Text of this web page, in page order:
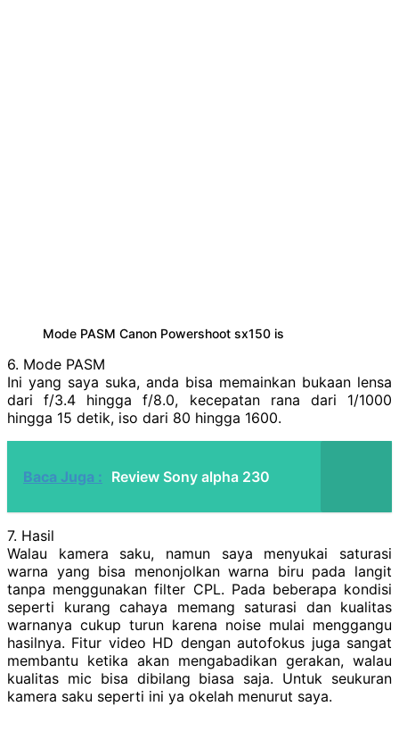
Mode PASM Canon Powershoot sx150 is
6. Mode PASM
Ini yang saya suka, anda bisa memainkan bukaan lensa
dari f/3.4 hingga f/8.0, kecepatan rana dari 1/1000
hingga 15 detik, iso dari 80 hingga 1600.
Baca Juga : Review Sony alpha 230
7. Hasil
Walau kamera saku, namun saya menyukai saturasi
warna yang bisa menonjolkan warna biru pada langit
tanpa menggunakan filter CPL. Pada beberapa kondisi
seperti kurang cahaya memang saturasi dan kualitas
warnanya cukup turun karena noise mulai menggangu
hasilnya. Fitur video HD dengan autofokus juga sangat
membantu ketika akan mengabadikan gerakan, walau
kualitas mic bisa dibilang biasa saja. Untuk seukuran
kamera saku seperti ini ya okelah menurut saya.